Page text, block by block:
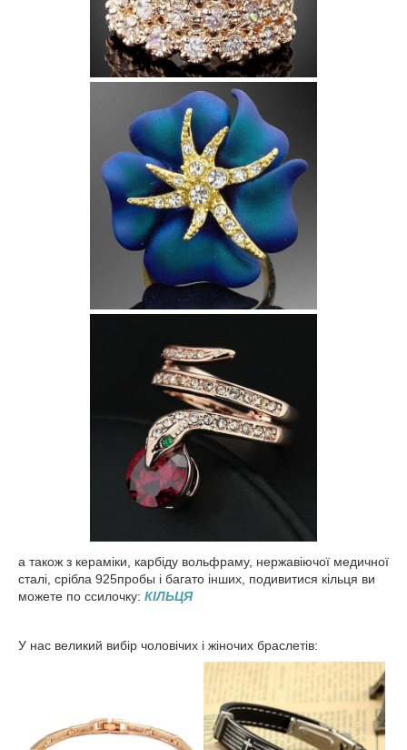
а також з кераміки, карбіду вольфраму, нержавіючої медичної
сталі, срібла 925пробы і багато інших, подивитися кільця ви
можете по ссилочку: КІЛЬЦЯ
У нас великий вибір чоловічих і жіночих браслетів: